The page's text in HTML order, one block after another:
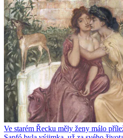
Ve starém Řecku měly ženy málo